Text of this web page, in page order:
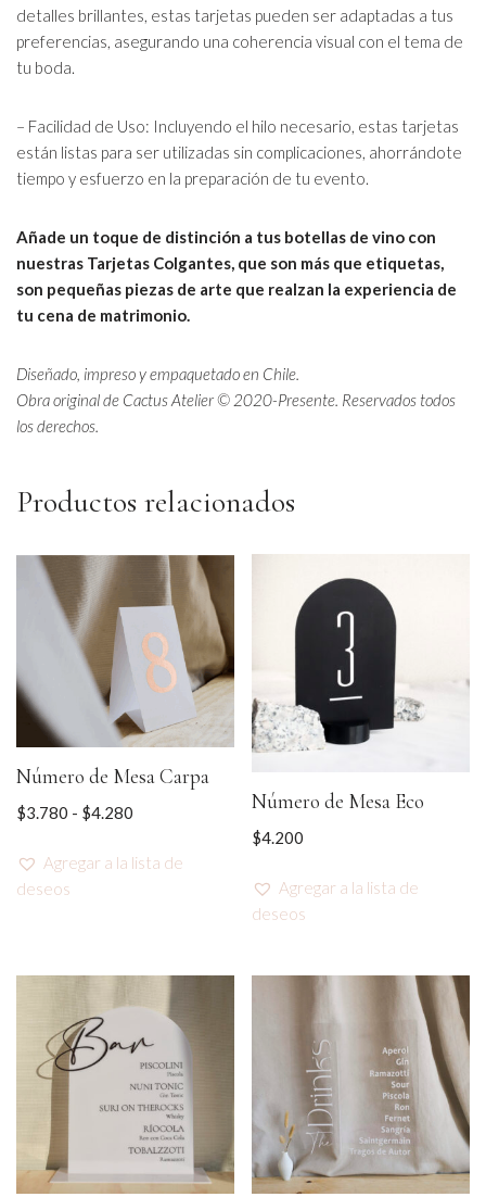
detalles brillantes, estas tarjetas pueden ser adaptadas a tus
preferencias, asegurando una coherencia visual con el tema de
tu boda.
– Facilidad de Uso: Incluyendo el hilo necesario, estas tarjetas
están listas para ser utilizadas sin complicaciones, ahorrándote
tiempo y esfuerzo en la preparación de tu evento.
Añade un toque de distinción a tus botellas de vino con
nuestras Tarjetas Colgantes, que son más que etiquetas,
son pequeñas piezas de arte que realzan la experiencia de
tu cena de matrimonio.
Diseñado, impreso y empaquetado en Chile.
Obra original de Cactus Atelier © 2020-Presente. Reservados todos
los derechos.
Productos relacionados
Número de Mesa Carpa
$3.780 - $4.280
Agregar a la lista de
deseos
Número de Mesa Eco
$4.200
Agregar a la lista de
deseos